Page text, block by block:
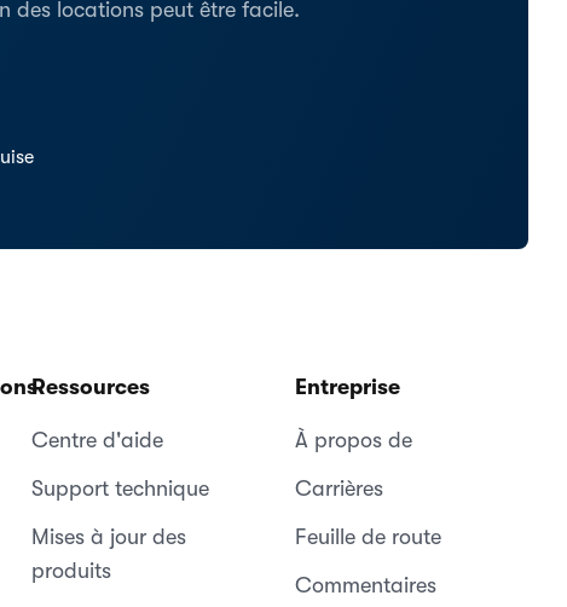
des locations peut être facile.
Ressources
Centre d'aide
Support technique
Mises à jour des
produits
Entreprise
À propos de
Carrières
Feuille de route
Commentaires